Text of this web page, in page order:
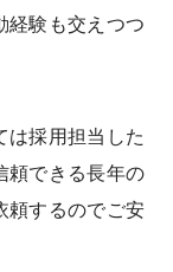
経験も交えつつ
は採用担当した
頼できる長年の
頼するのでご安